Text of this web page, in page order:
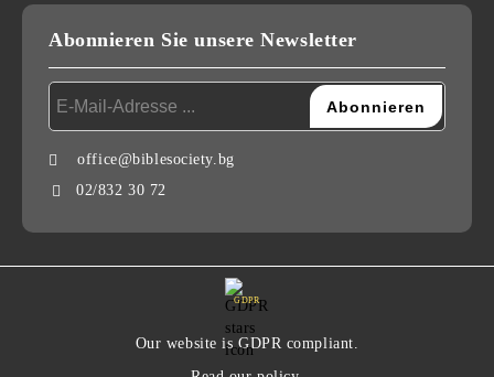
Abonnieren Sie unsere Newsletter
office@biblesociety.bg
02/832 30 72
GDPR
Our website is GDPR compliant.